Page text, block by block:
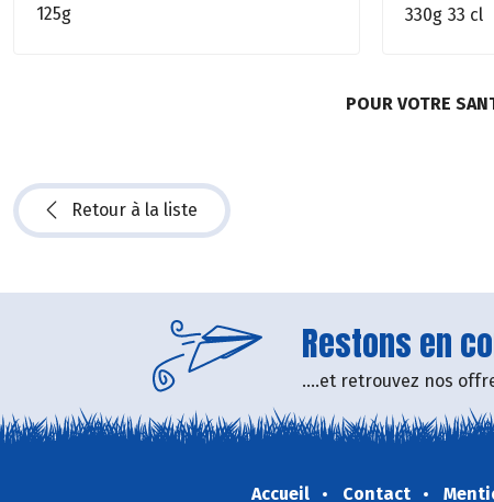
125g
330g 33 cl
POUR VOTRE
Retour à la liste
Restons en
....et retrouvez nos
Accueil Contact